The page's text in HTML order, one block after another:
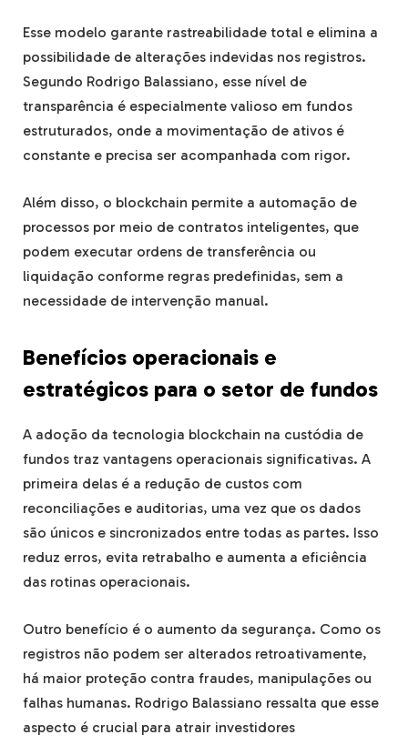
Esse modelo garante rastreabilidade total e elimina a
possibilidade de alterações indevidas nos registros.
Segundo Rodrigo Balassiano, esse nível de
transparência é especialmente valioso em fundos
estruturados, onde a movimentação de ativos é
constante e precisa ser acompanhada com rigor.
Além disso, o blockchain permite a automação de
processos por meio de contratos inteligentes, que
podem executar ordens de transferência ou
liquidação conforme regras predefinidas, sem a
necessidade de intervenção manual.
Benefícios operacionais e
estratégicos para o setor de fundos
A adoção da tecnologia blockchain na custódia de
fundos traz vantagens operacionais significativas. A
primeira delas é a redução de custos com
reconciliações e auditorias, uma vez que os dados
são únicos e sincronizados entre todas as partes. Isso
reduz erros, evita retrabalho e aumenta a eficiência
das rotinas operacionais.
Outro benefício é o aumento da segurança. Como os
registros não podem ser alterados retroativamente,
há maior proteção contra fraudes, manipulações ou
falhas humanas. Rodrigo Balassiano ressalta que esse
aspecto é crucial para atrair investidores